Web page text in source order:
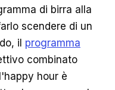
di birra alla
scendere di un
il programma
combinato
hour è